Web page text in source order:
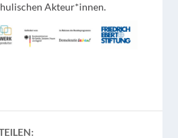
Akteur*innen.